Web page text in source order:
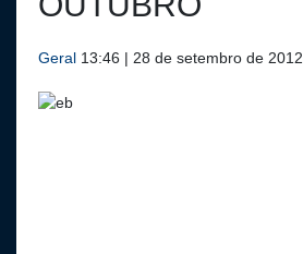
Geral 13:46 | 28 de setembro de 2012